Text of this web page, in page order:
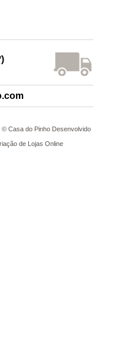
Casa do Pinho Desenvolvido
de Lojas Online